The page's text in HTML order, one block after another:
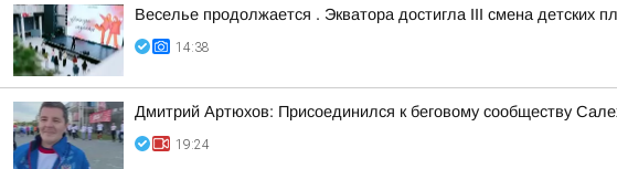
Веселье продолжается . Экватора достигла III смена детских
14:38
Дмитрий Артюхов: Присоединился к беговому сообществу
19:24